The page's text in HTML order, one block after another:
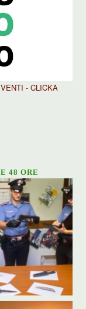
- CLICKA
48 ORE